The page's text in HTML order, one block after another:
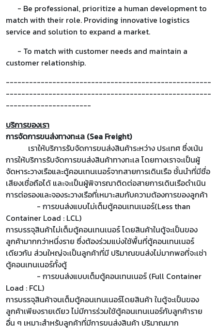
- Be professional, prioritize a human development to
match with their role. Providing innovative logistics
service and solution to expand a market.
- To match with customer needs and maintain a
customer relationship.
-----------------------------------------------------
-----------------------------------------------------
----------------------
บริการของเรา
การจัดการขนส่งทางทะเล (Sea Freight)
เราให้บริการรับจัดการขนส่งสินค้าระหว่าง ประเทศ ซึ่งเน้น
การให้บริการรับจัดการขนส่งสินค้าทางทะเล โดยทางเราจะเป็นผู้
จัดหาระวางเรือและตู้คอนเทนเนอร์จากสายการเดินเรือ ชั้นนำที่มีชื่อ
เสียงเชื่อถือได้ และจะเป็นผู้พิจารณาติดต่อสายการเดินเรือดำเนิน
การต่อรองและจองระวางเรือที่เหมาะสมกับความต้องการของลูกค้า
- การขนส่งแบบไม่เต็มตู้คอนเทนเนอร์(Less than
Container Load : LCL)
การบรรจุสินค้าไม่เต็มตู้คอนเทนเนอร์ โดยสินค้าในตู้จะเป็นของ
ลูกค้ามากกว่าหนึ่งราย ซึ่งต้องร่วมแบ่งใช้พื้นที่ตู้คอนเทนเนอร์
เดียวกัน ส่วนใหญ่จะเป็นลูกค้าที่มี ปริมาณขนส่งไม่มากพอที่จะเช่า
ตู้คอนเทนเนอร์ทั้งตู้
- การขนส่งแบบเต็มตู้คอนเทนเนอร์ (Full Container
Load : FCL)
การบรรจุสินค้าจนเต็มตู้คอนเทนเนอร์โดยสินค้า ในตู้จะเป็นของ
ลูกค้าเพียงรายเดียว ไม่มีการร่วมใช้ตู้คอนเทนเนอร์กับลูกค้าราย
อื่น ๆ เหมาะสำหรับลูกค้าที่มีการขนส่งสินค้า ปริมาณมาก